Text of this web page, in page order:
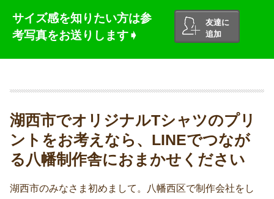
サイズ感を知りたい方は参
考写真をお送りします➧
友達に
追加
湖西市でオリジナルTシャツのプリ
ントをお考えなら、LINEでつなが
る八幡制作舎におまかせください
湖西市のみなさま初めまして。八幡西区で制作会社をし